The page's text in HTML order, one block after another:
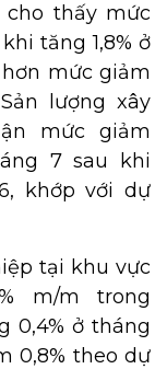
cho thấy mức
tăng 1,8% ở
mức giảm
lượng xây
mức giảm
7 sau khi
khớp với dự
tại khu vực
m/m trong
0,4% ở tháng
0,8% theo dự